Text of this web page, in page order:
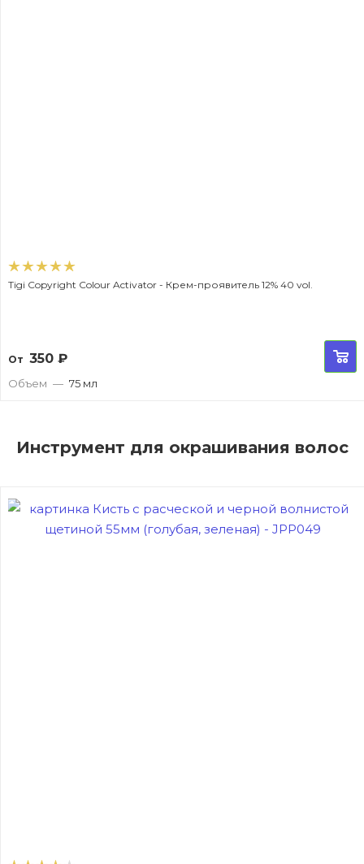
Tigi Copyright Colour Activator - Крем-проявитель 12% 40 vol.
От 350 ₽
Объем — 75 мл
Инструмент для окрашивания волос